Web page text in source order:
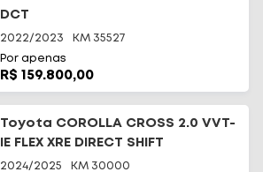
DCT
2022/2023 KM 35527
Por apenas
R$ 159.800,00
Toyota COROLLA CROSS 2.0 VVT-
IE FLEX XRE DIRECT SHIFT
2024/2025 KM 30000